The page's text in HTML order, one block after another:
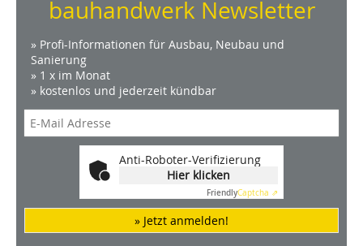
bauhandwerk Newsletter
» Profi-Informationen für Ausbau, Neubau und
Sanierung
» 1 x im Monat
» kostenlos und jederzeit kündbar
Anti-Roboter-Verifizierung
Hier klicken
FriendlyCaptcha ⇗
» Jetzt anmelden!